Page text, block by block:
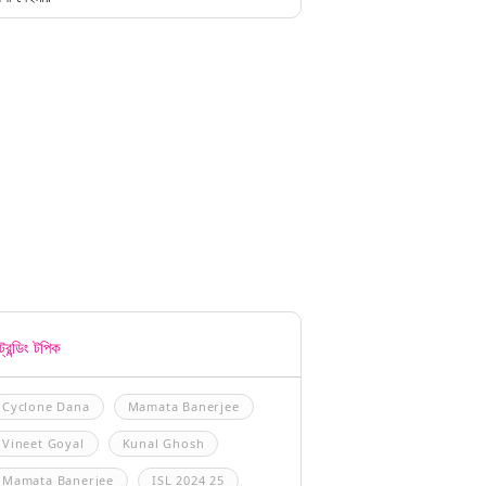
টপিক
Cyclone Dana Mamata Banerjee
Vineet Goyal Kunal Ghosh
Mamata Banerjee ISL 2024 25